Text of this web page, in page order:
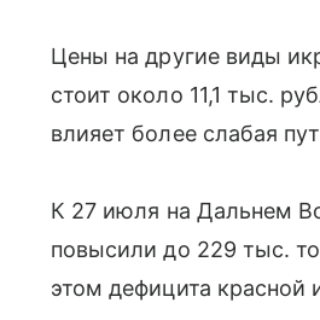
Цены на другие виды
стоит около 11,1 тыс.
влияет более слабая
К 27 июля на Дальнем
повысили до 229 тыс.
этом дефицита